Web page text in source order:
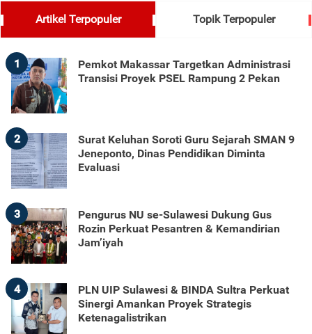
Artikel Terpopuler Topik Terpopuler
1
Pemkot Makassar Targetkan Administrasi
Transisi Proyek PSEL Rampung 2 Pekan
2
Surat Keluhan Soroti Guru Sejarah SMAN 9
Jeneponto, Dinas Pendidikan Diminta
Evaluasi
3
Pengurus NU se-Sulawesi Dukung Gus
Rozin Perkuat Pesantren & Kemandirian
Jam’iyah
4
PLN UIP Sulawesi & BINDA Sultra Perkuat
Sinergi Amankan Proyek Strategis
Ketenagalistrikan